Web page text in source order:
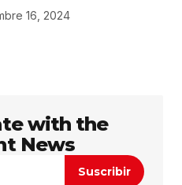
16, 2024
electrónico no será
obligatorios están
with the
News
Suscribir